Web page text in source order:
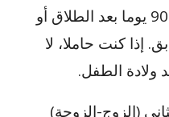
في مصر وحدها ما لا يقل عن 90 يوما بعد الطلاق أو
إذا كنت حاملا، لا
ولادة الطفل.
(الزوج-الزوجة)